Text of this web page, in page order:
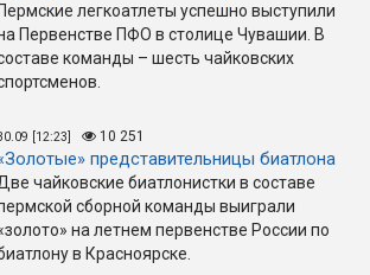
Пермские легкоатлеты успешно выступили
Первенстве ПФО в столице Чувашии. В
команды – шесть чайковских
[12:23] 10 251
представительницы биатлона
чайковские биатлонистки в составе
сборной команды выиграли
на летнем первенстве России по
в Красноярске.